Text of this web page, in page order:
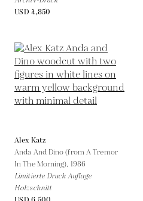
USD 4,850
Alex Katz
Anda And Dino (from A Tremor
In The Morning), 1986
Limitierte Druck Auflage
Holzschnitt